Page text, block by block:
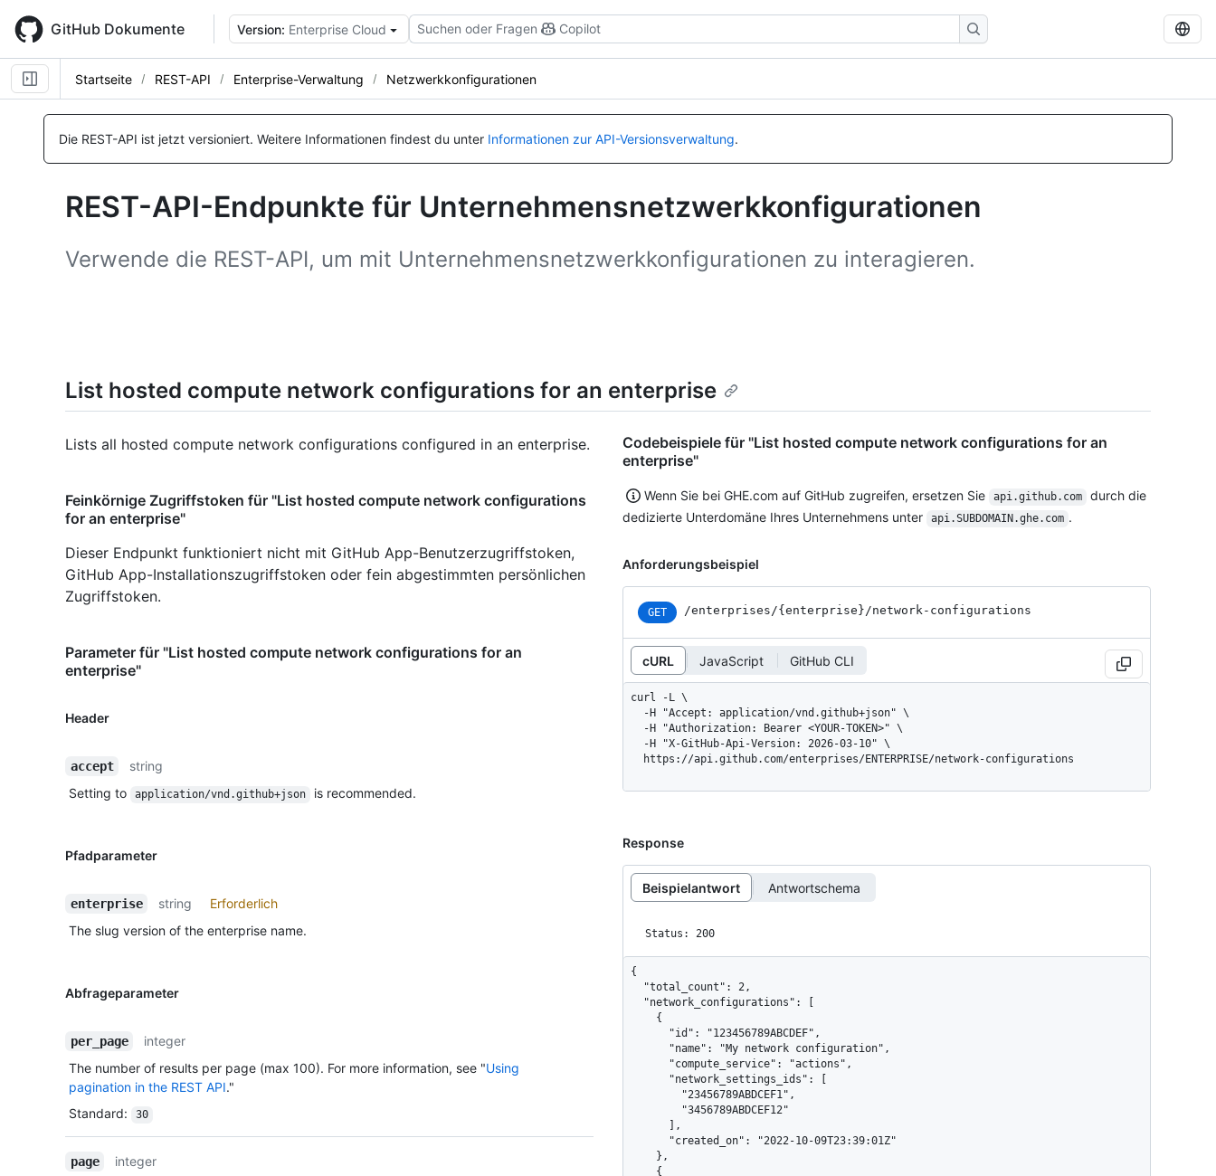
main
content
GitHub Dokumente Version: Enterprise Cloud Suchen oder Fragen Copilot
Startseite REST-API Enterprise-Verwaltung Netzwerkkonfigurationen
Die REST-API ist jetzt versioniert. Weitere Informationen findest du unter Informationen zur API-Versionsverwaltung.
REST-API-Endpunkte für Unternehmensnetzwerkkonfigurationen
Verwende die REST-API, um mit Unternehmensnetzwerkkonfigurationen zu interagieren.
List hosted compute network configurations for an enterprise
Lists all hosted compute network configurations configured in an enterprise.
Feinkörnige Zugriffstoken für "List hosted compute network configurations
for an enterprise"
Dieser Endpunkt funktioniert nicht mit GitHub App-Benutzerzugriffstoken,
GitHub App-Installationszugriffstoken oder fein abgestimmten persönlichen
Zugriffstoken.
Parameter für "List hosted compute network configurations for an
enterprise"
Header
Name, Typ,
BESCHREIBUNG
accept
string
Setting to
application/vnd.github+json is recommended.
Pfadparameter
Name, Typ,
BESCHREIBUNG
enterprise string
Erforderlich
The slug version of the enterprise name.
Abfrageparameter
Name, Typ,
BESCHREIBUNG
per_page
integer
The number of results per page (max 100). For more information, see "Using
pagination in the REST API."
Standard: 30
page
integer
Codebeispiele für "List hosted compute network configurations for an
enterprise"
Wenn Sie bei GHE.com auf GitHub zugreifen, ersetzen Sie api.github.com
durch die
dedizierte Unterdomäne Ihres Unternehmens unter
api.SUBDOMAIN.ghe.com .
Anforderungsbeispiel
GET /enterprises/{enterprise}/network-configurations
cURL JavaScript GitHub CLI
curl -L \
  https://api.github.com/enterprises/ENTERPRISE/network-configurations
Response
Beispielantwort Antwortschema
Status: 200
{
Name, Typ,
BESCHREIBUNG
Name, Typ,
BESCHREIBUNG
Name, Typ,
BESCHREIBUNG
Name, Typ,
BESCHREIBUNG
Name, Typ,
BESCHREIBUNG
Name, Typ,
BESCHREIBUNG
Name, Typ,
BESCHREIBUNG
Name, Typ,
BESCHREIBUNG
Name, Typ,
BESCHREIBUNG
Name, Typ,
BESCHREIBUNG
Name, Typ,
BESCHREIBUNG
Name, Typ,
BESCHREIBUNG